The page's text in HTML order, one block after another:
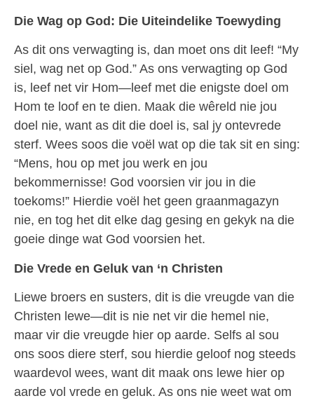
Die Wag op God: Die Uiteindelike Toewyding
As dit ons verwagting is, dan moet ons dit leef! “My
siel, wag net op God.” As ons verwagting op God
is, leef net vir Hom—leef met die enigste doel om
Hom te loof en te dien. Maak die wêreld nie jou
doel nie, want as dit die doel is, sal jy ontevrede
sterf. Wees soos die voël wat op die tak sit en sing:
“Mens, hou op met jou werk en jou
bekommernisse! God voorsien vir jou in die
toekoms!” Hierdie voël het geen graanmagazyn
nie, en tog het dit elke dag gesing en gekyk na die
goeie dinge wat God voorsien het.
Die Vrede en Geluk van ‘n Christen
Liewe broers en susters, dit is die vreugde van die
Christen lewe—dit is nie net vir die hemel nie,
maar vir die vreugde hier op aarde. Selfs al sou
ons soos diere sterf, sou hierdie geloof nog steeds
waardevol wees, want dit maak ons lewe hier op
aarde vol vrede en geluk. As ons nie weet wat om